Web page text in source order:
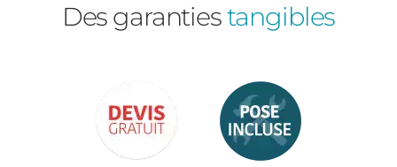
Des garantiestangibles